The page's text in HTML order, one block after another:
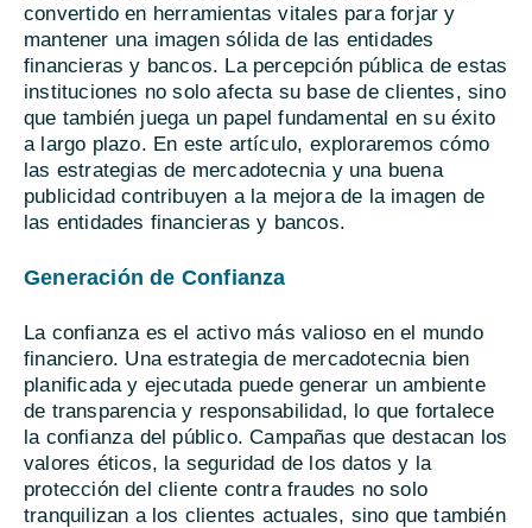
convertido en herramientas vitales para forjar y
mantener una imagen sólida de las entidades
financieras y bancos. La percepción pública de estas
instituciones no solo afecta su base de clientes, sino
que también juega un papel fundamental en su éxito
a largo plazo. En este artículo, exploraremos cómo
las estrategias de mercadotecnia y una buena
publicidad contribuyen a la mejora de la imagen de
las entidades financieras y bancos.
Generación de Confianza
La confianza es el activo más valioso en el mundo
financiero. Una estrategia de mercadotecnia bien
planificada y ejecutada puede generar un ambiente
de transparencia y responsabilidad, lo que fortalece
la confianza del público. Campañas que destacan los
valores éticos, la seguridad de los datos y la
protección del cliente contra fraudes no solo
tranquilizan a los clientes actuales, sino que también